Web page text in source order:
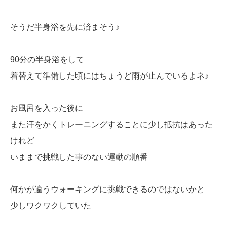
そうだ半身浴を先に済まそう♪
90分の半身浴をして
着替えて準備した頃にはちょうど雨が止んでいるよネ♪
お風呂を入った後に
また汗をかくトレーニングすることに少し抵抗はあった
けれど
いままで挑戦した事のない運動の順番
何かが違うウォーキングに挑戦できるのではないかと
少しワクワクしていた